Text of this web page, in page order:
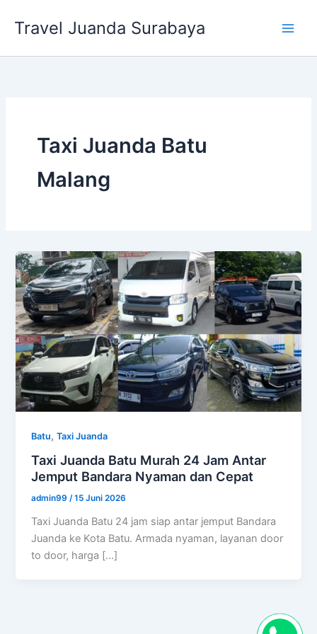
Travel Juanda Surabaya
Taxi Juanda Batu
Malang
Batu,Taxi Juanda
Taxi Juanda Batu Murah 24 Jam Antar
Jemput Bandara Nyaman dan Cepat
admin99/15 Juni 2026
Taxi Juanda Batu 24 jam siap antar jemput Bandara
Juanda ke Kota Batu. Armada nyaman, layanan door
to door, harga […]